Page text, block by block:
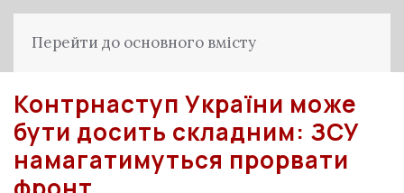
Перейти до основного вмісту
Контрнаступ України може
бути досить складним: ЗСУ
намагатимуться прорвати